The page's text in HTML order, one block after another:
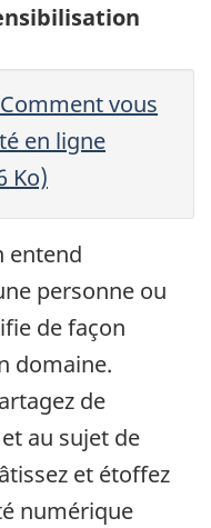
Comment vous
en ligne
Ko)
entend
personne ou
de façon
domaine.
de
au sujet de
et étoffez
numérique